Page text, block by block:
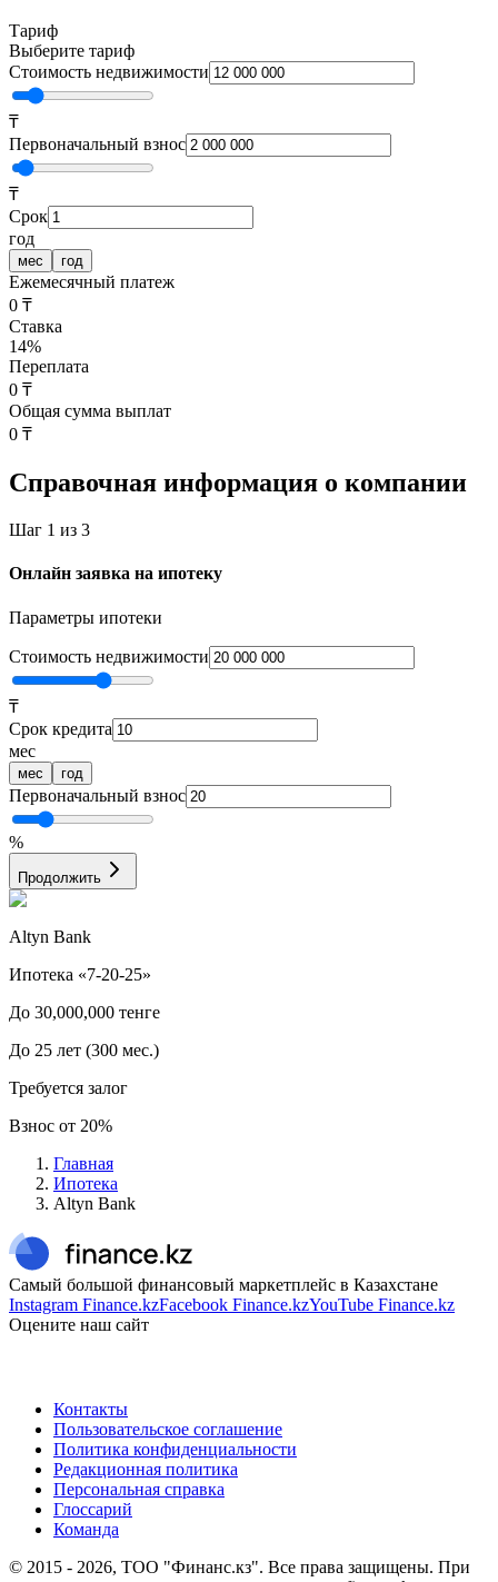
Тариф
Выберите тариф
Стоимость недвижимости
₸
Первоначальный взнос
₸
Срок
год
мес год
Ежемесячный платеж
0 ₸
Ставка
14%
Переплата
0 ₸
Общая сумма выплат
0 ₸
Справочная информация о компании
Шаг 1 из 3
Онлайн заявка на ипотеку
Параметры ипотеки
Стоимость недвижимости
₸
Срок кредита
мес
мес год
Первоначальный взнос
%
Продолжить
Altyn Bank
Ипотека «7-20-25»
До 30,000,000 тенге
До 25 лет (300 мес.)
Требуется залог
Взнос от 20%
Главная
Ипотека
Altyn Bank
Самый большой финансовый маркетплейс в Казахстане
Instagram Finance.kzFacebook Finance.kzYouTube Finance.kz
Оцените наш сайт
Контакты
Пользовательское соглашение
Политика конфиденциальности
Редакционная политика
Персональная справка
Глоссарий
Команда
© 2015 - 2026, ТОО "Финанс.кз". Все права защищены. При